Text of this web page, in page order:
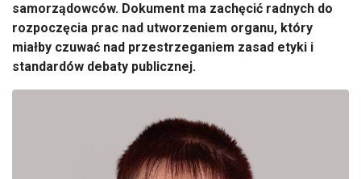
samorządowców. Dokument ma zachęcić radnych do
rozpoczęcia prac nad utworzeniem organu, który
miałby czuwać nad przestrzeganiem zasad etyki i
standardów debaty publicznej.